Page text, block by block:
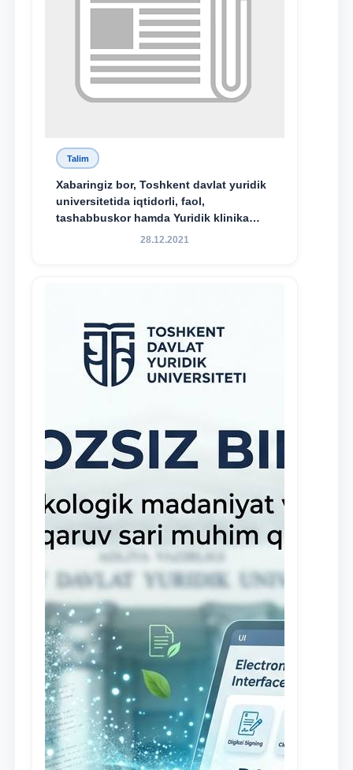
Talim
Xabaringiz bor, Toshkent davlat yuridik
universitetida iqtidorli, faol,
tashabbuskor hamda Yuridik klinika
faoliyatida o‘z bilim va ko‘nikmalarini
28.12.2021